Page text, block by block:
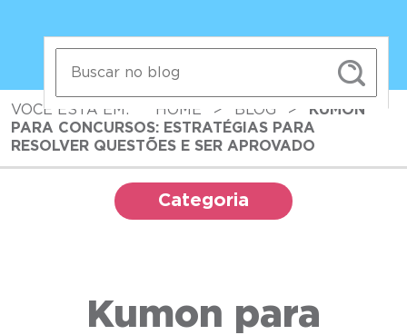
VOCÊ ESTÁ EM: HOME > BLOG >
KUMON
PARA CONCURSOS: ESTRATÉGIAS PARA
RESOLVER QUESTÕES E SER APROVADO
Categoria
Kumon para